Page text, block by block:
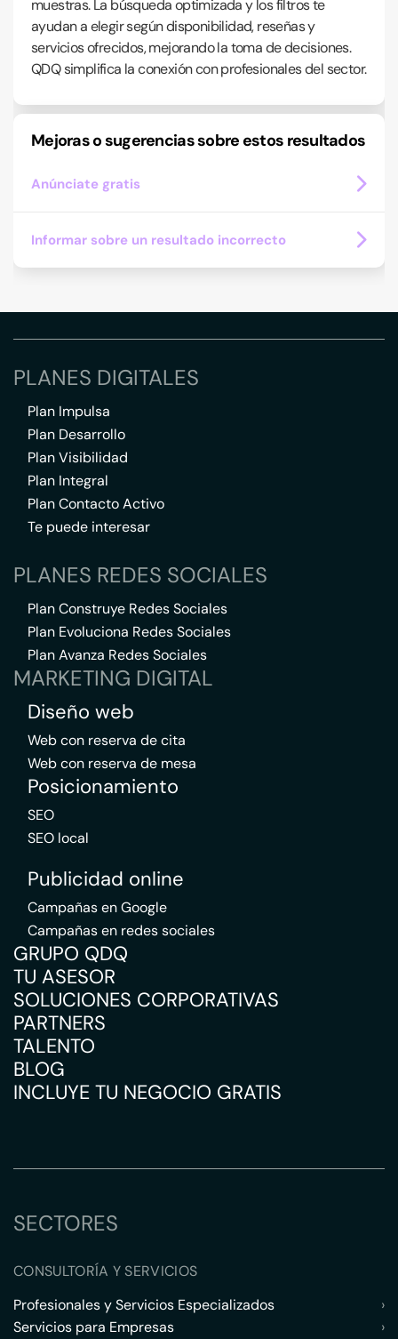
muestras. La búsqueda optimizada y los filtros te
ayudan a elegir según disponibilidad, reseñas y
servicios ofrecidos, mejorando la toma de decisiones.
QDQ simplifica la conexión con profesionales del sector.
Mejoras o sugerencias sobre estos resultados
Anúnciate gratis
Informar sobre un resultado incorrecto
PLANES DIGITALES
Plan Impulsa
Plan Desarrollo
Plan Visibilidad
Plan Integral
Plan Contacto Activo
Te puede interesar
PLANES REDES SOCIALES
Plan Construye Redes Sociales
Plan Evoluciona Redes Sociales
Plan Avanza Redes Sociales
MARKETING DIGITAL
Diseño web
Web con reserva de cita
Web con reserva de mesa
Posicionamiento
SEO
SEO local
Publicidad online
Campañas en Google
Campañas en redes sociales
GRUPO QDQ
TU ASESOR
SOLUCIONES CORPORATIVAS
PARTNERS
TALENTO
BLOG
INCLUYE TU NEGOCIO GRATIS
SECTORES
CONSULTORÍA Y SERVICIOS
Profesionales y Servicios Especializados
›
Servicios para Empresas
›